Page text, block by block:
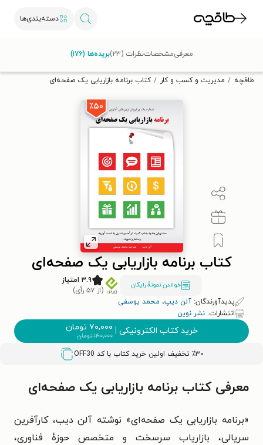
دسته‌بندی‌ها
تخفیف از طاقچه دریافت کن.
طاقچه مدیریت و کسب و کار کتاب برنامه‌ بازاریابی یک صفحه‌ای
٪۵۰
کتاب برنامه‌ بازاریابی یک صفحه‌ای
خواندن نمونۀ رایگان
۳.۹ امتیاز
(از ۵۷ رأی)
پدیدآورندگان: آلن دیپ، محمد یوسفی
انتشارات: نشر نوین
خرید کتاب الکترونیکی | ۷۰,۰۰۰ تومان
۱۴۰,۰۰۰تومان
٪۳۰ تخفیف اولین خرید کتاب با کد OFF30
معرفیمشخصاتنظرات (۲۳) بریده‌ها (۱۷۶)
معرفی کتاب برنامه‌ بازاریابی یک صفحه‌ای
«برنامه بازاریابی یک صفحه‌ای» نوشته آلن دیب، کارآفرین
سریالی، بازاریاب سرسخت و متخصص حوزهٔ فناوری،